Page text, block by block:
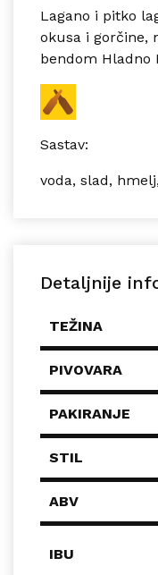
Lagano i pitko
okusa i gorčine,
bendom Hladno
Sastav:
voda, slad,
Detaljnije
TEŽINA
PIVOVARA
PAKIRANJE
STIL
ABV
IBU